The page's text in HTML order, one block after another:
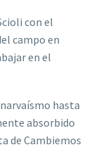
con el
campo en
en el
hasta
absorbido
de Cambiemos